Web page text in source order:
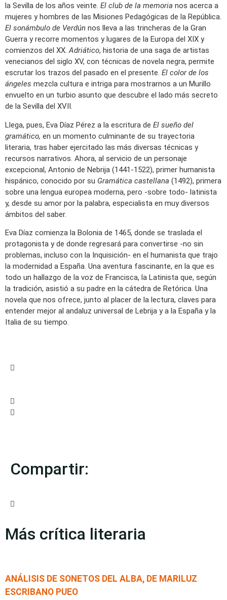
la Sevilla de los años veinte. El club de la memoria nos acerca a
mujeres y hombres de las Misiones Pedagógicas de la República.
El sonámbulo de Verdún nos lleva a las trincheras de la Gran
Guerra y recorre momentos y lugares de la Europa del XIX y
comienzos del XX.Adriático, historia de una saga de artistas
venecianos del siglo XV, con técnicas de novela negra, permite
escrutar los trazos del pasado en el presente. El color de los
ángeles mezcla cultura e intriga para mostrarnos a un Murillo
envuelto en un turbio asunto que descubre el lado más secreto
de la Sevilla del XVII.
Llega, pues, Eva Díaz Pérez a la escritura de El sueño del
gramático, en un momento culminante de su trayectoria
literaria, tras haber ejercitado las más diversas técnicas y
recursos narrativos. Ahora, al servicio de un personaje
excepcional, Antonio de Nebrija (1441-1522), primer humanista
hispánico, conocido por su Gramática castellana (1492), primera
sobre una lengua europea moderna, pero -sobre todo- latinista
y, desde su amor por la palabra, especialista en muy diversos
ámbitos del saber.
Eva Díaz comienza la Bolonia de 1465, donde se traslada el
protagonista y de donde regresará para convertirse -no sin
problemas, incluso con la Inquisición- en el humanista que trajo
la modernidad a España. Una aventura fascinante, en la que es
todo un hallazgo de la voz de Francisca, la Latinista que, según
la tradición, asistió a su padre en la cátedra de Retórica. Una
novela que nos ofrece, junto al placer de la lectura, claves para
entender mejor al andaluz universal de Lebrija y a la España y la
Italia de su tiempo.
Compartir:
Más crítica literaria
ANÁLISIS DE SONETOS DEL ALBA, DE MARILUZ
ESCRIBANO PUEO